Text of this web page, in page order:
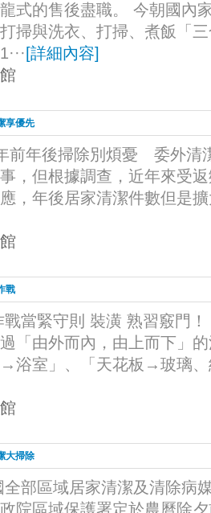
式的售後盡職。 今朝國內
掃與洗衣、打掃、煮飯「
[詳細內容]
享優先
前年後掃除別煩憂 委外
，但根據調查，近年來受
，年後居家清潔件數但是
戰
當緊守則 裝潢 熟習竅門
「由外而內，由上而下」
浴室」、「天花板→玻璃
大掃除
部區域居家清潔及清除病
院區域保護署定於農曆除